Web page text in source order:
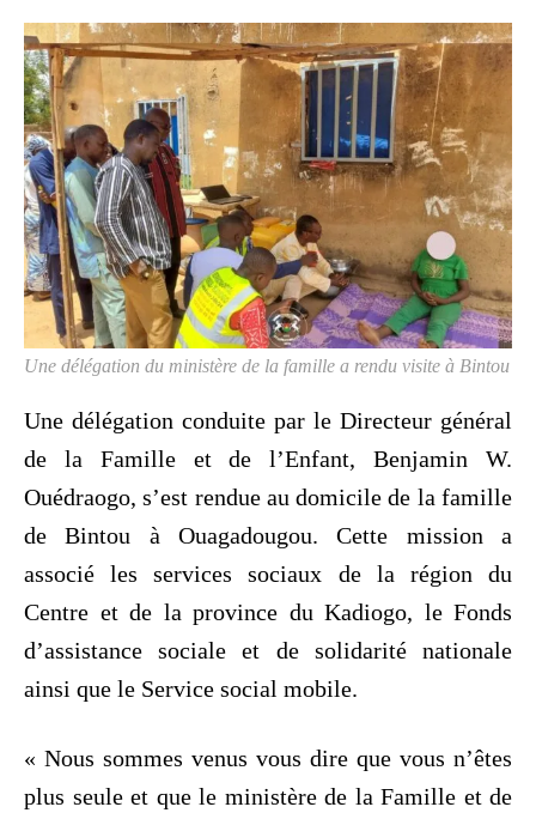
Une délégation du ministère de la famille a rendu visite à Bintou
Une délégation conduite par le Directeur général
de la Famille et de l’Enfant, Benjamin W.
Ouédraogo, s’est rendue au domicile de la famille
de Bintou à Ouagadougou. Cette mission a
associé les services sociaux de la région du
Centre et de la province du Kadiogo, le Fonds
d’assistance sociale et de solidarité nationale
ainsi que le Service social mobile.
« Nous sommes venus vous dire que vous n’êtes
plus seule et que le ministère de la Famille et de